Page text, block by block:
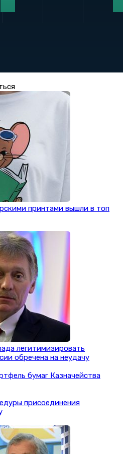
принтами вышли в топ
легитимизировать
обречена на неудачу
бумаг Казначейства
присоединения